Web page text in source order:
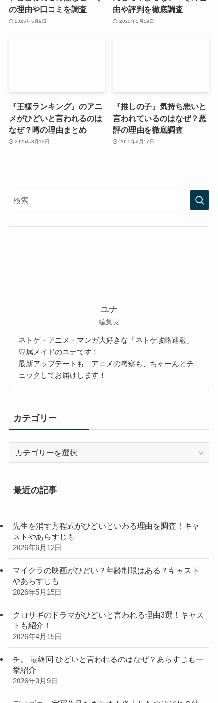
の理由や口コミを調査
2025年5月9日
由や評判を徹底調査
2025年3月19日
『王様ランキング』のアニ
メがひどいと言われるのは
なぜ？噂の理由まとめ
2025年3月13日
『推しの子』気持ち悪いと
言われているのはなぜ？悪
評の理由を徹底調査
2025年2月17日
ユナ
編集長
ネトゲ・アニメ・マンガ大好きな「ネトゲ攻略速報」
専属メイドのユナです！
最新アップデートも、アニメの考察も、ちゃーんとチ
ェックしてお届けします！
カテゴリー
リ
最近の記事
先生を消す方程式がひどいといわる理由を調査！キャ
ストやあらすじも
2026年6月12日
マイクラの映画がひどい？年齢制限はある？キャスト
やあらすじも
2026年5月15日
クロサギのドラマがひどいと言われる理由3選！キャス
トも紹介！
2026年4月15日
チ。 最終回 ひどいと言われるのはなぜ？あらすじも一
挙紹介
2026年3月9日